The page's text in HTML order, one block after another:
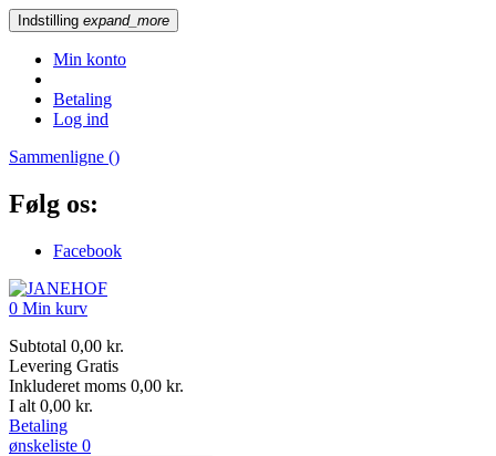
Indstilling expand_more
Min konto
Betaling
Log ind
Sammenligne ()
Følg os:
Facebook
0 Min kurv
Subtotal 0,00 kr.
Levering Gratis
Inkluderet moms 0,00 kr.
I alt 0,00 kr.
Betaling
ønskeliste 0